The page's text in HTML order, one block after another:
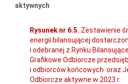
aktywnych
Rysunek nr 6.5. Zestawienie
energii bilansującej
i odebranej z Rynku
Grafikowe Odbiorcze
i odbiorców końcowych oraz
Odbiorcze aktywne w 2023 r.